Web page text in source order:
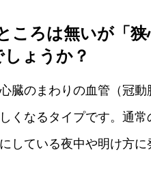
ころは無いが「
ょうか？
臓のまわりの血管（冠
くなるタイプです。通
している夜中や明け方